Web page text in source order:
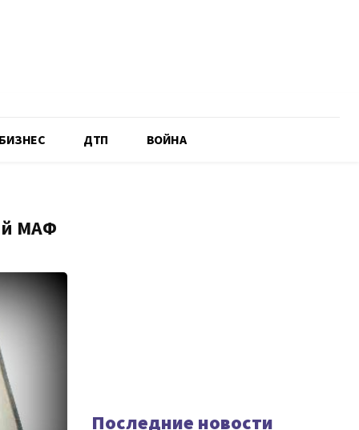
БИЗНЕС ДТП ВОЙНА
МАФ
Последние новости